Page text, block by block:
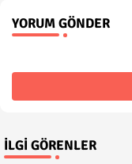
YORUM GÖNDER
İLGI GÖRENLER